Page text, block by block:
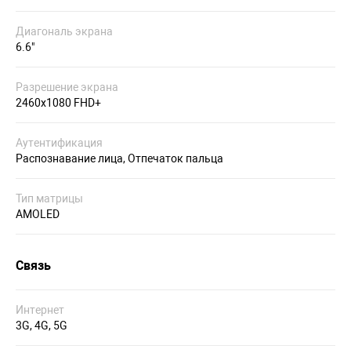
Диагональ экрана
6.6"
Разрешение экрана
2460x1080 FHD+
Аутентификация
Распознавание лица, Отпечаток пальца
Тип матрицы
AMOLED
Связь
Интернет
3G, 4G, 5G